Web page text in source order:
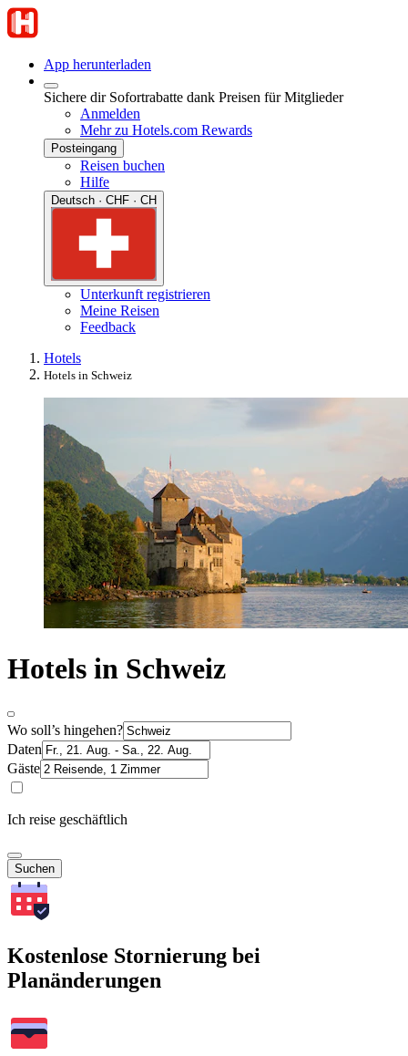
App herunterladen
Sichere dir Sofortrabatte dank Preisen für Mitglieder
Anmelden
Mehr zu Hotels.com Rewards
Posteingang
Reisen buchen
Hilfe
Deutsch · CHF · CH
Unterkunft registrieren
Meine Reisen
Feedback
Hotels
Hotels in Schweiz
Hotels in Schweiz
Wo soll’s hingehen?
Daten
Gäste
Ich reise geschäftlich
Suchen
Kostenlose Stornierung bei
Planänderungen